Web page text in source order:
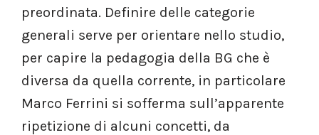
preordinata. Definire delle categorie
generali serve per orientare nello studio,
per capire la pedagogia della BG che è
diversa da quella corrente, in particolare
Marco Ferrini si sofferma sull’apparente
ripetizione di alcuni concetti, da